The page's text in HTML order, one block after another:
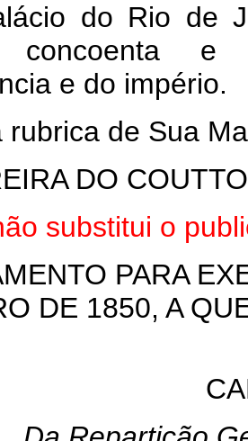
Rio de
concoenta
e do império.
de Sua
DO
substitui o
PARA
DE 1850, A